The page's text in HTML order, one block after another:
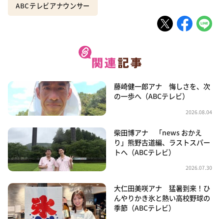
ABCテレビアナウンサー
藤崎健一郎アナ 悔しさを、次
の一歩へ（ABCテレビ）
2026.08.04
柴田博アナ 「news おかえ
り」熊野古道編、ラストスパー
トへ（ABCテレビ）
2026.07.30
大仁田美咲アナ 猛暑到来！ひ
んやりかき氷と熱い高校野球の
季節（ABCテレビ）